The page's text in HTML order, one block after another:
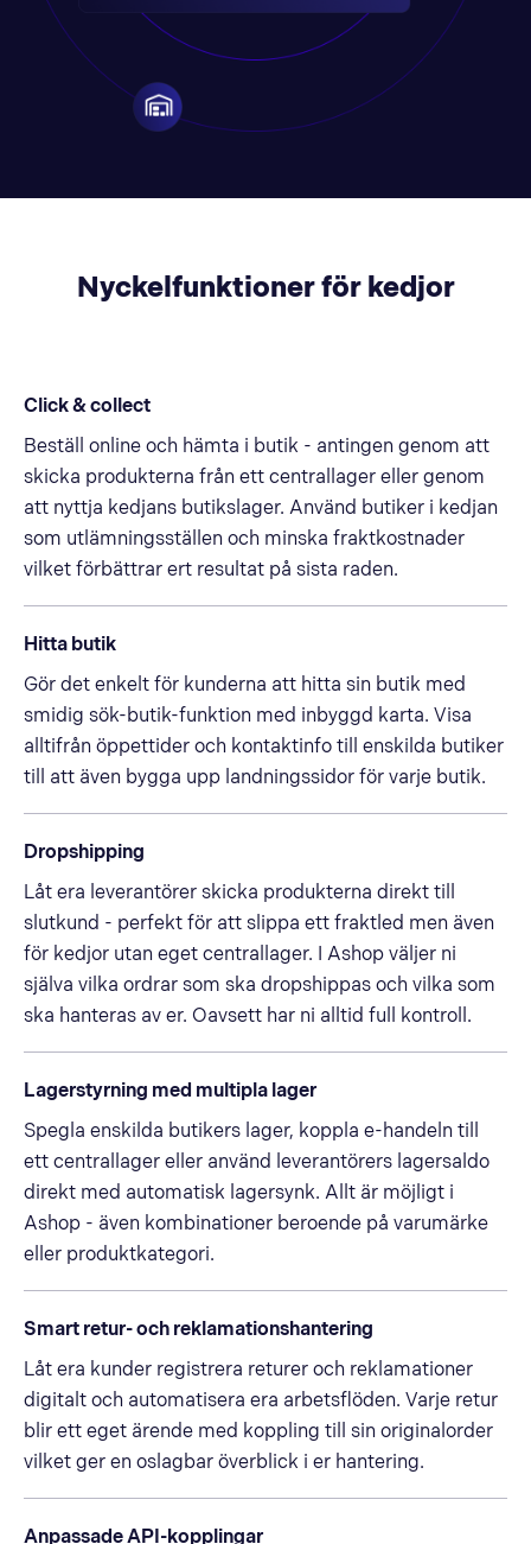
Nyckelfunktioner för kedjor
Click & collect
Beställ online och hämta i butik - antingen genom att
skicka produkterna från ett centrallager eller genom
att nyttja kedjans butikslager. Använd butiker i kedjan
som utlämningsställen och minska fraktkostnader
vilket förbättrar ert resultat på sista raden.
Hitta butik
Gör det enkelt för kunderna att hitta sin butik med
smidig sök-butik-funktion med inbyggd karta. Visa
alltifrån öppettider och kontaktinfo till enskilda butiker
till att även bygga upp landningssidor för varje butik.
Dropshipping
Låt era leverantörer skicka produkterna direkt till
slutkund - perfekt för att slippa ett fraktled men även
för kedjor utan eget centrallager. I Ashop väljer ni
själva vilka ordrar som ska dropshippas och vilka som
ska hanteras av er. Oavsett har ni alltid full kontroll.
Lagerstyrning med multipla lager
Spegla enskilda butikers lager, koppla e-handeln till
ett centrallager eller använd leverantörers lagersaldo
direkt med automatisk lagersynk. Allt är möjligt i
Ashop - även kombinationer beroende på varumärke
eller produktkategori.
Smart retur- och reklamationshantering
Låt era kunder registrera returer och reklamationer
digitalt och automatisera era arbetsflöden. Varje retur
blir ett eget ärende med koppling till sin originalorder
vilket ger en oslagbar överblick i er hantering.
Anpassade API-kopplingar